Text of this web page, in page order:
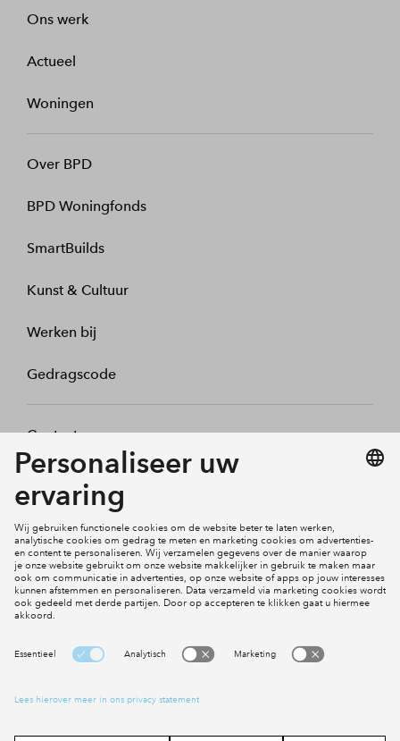
Ons werk
Actueel
Woningen
Over BPD
BPD Woningfonds
SmartBuilds
Kunst & Cultuur
Werken bij
Gedragscode
Contact
Mijn profiel
Social Media
Cookies